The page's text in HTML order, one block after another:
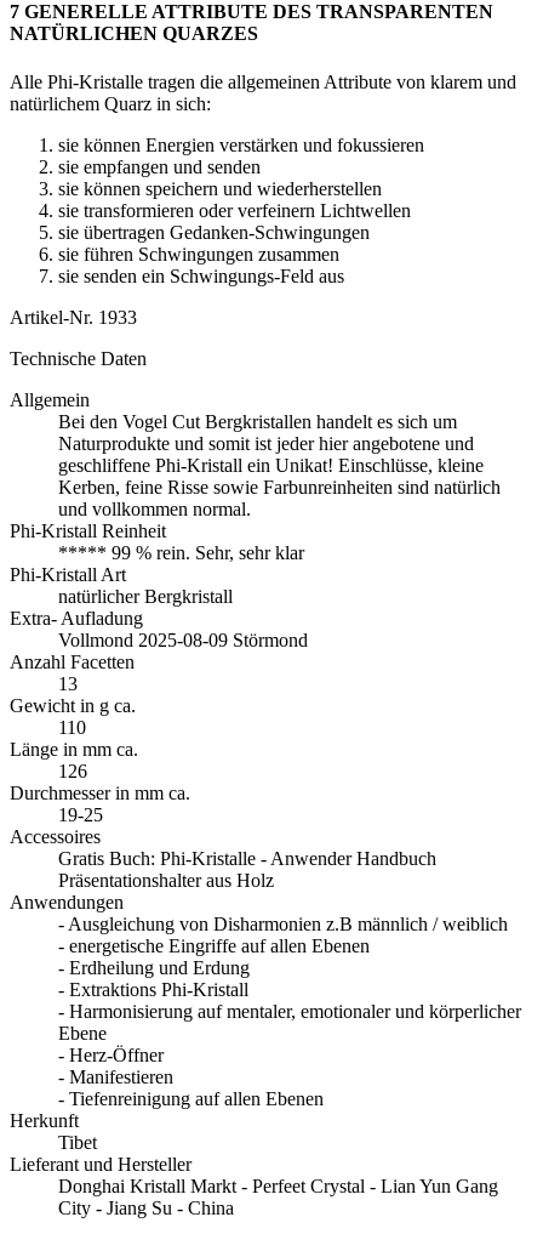
7 GENERELLE ATTRIBUTE DES TRANSPARENTEN
NATÜRLICHEN QUARZES
Alle Phi-Kristalle tragen die allgemeinen Attribute von klarem und
natürlichem Quarz in sich:
sie können Energien verstärken und fokussieren
sie empfangen und senden
sie können speichern und wiederherstellen
sie transformieren oder verfeinern Lichtwellen
sie übertragen Gedanken-Schwingungen
sie führen Schwingungen zusammen
sie senden ein Schwingungs-Feld aus
Artikel-Nr. 1933
Technische Daten
Allgemein
Bei den Vogel Cut Bergkristallen handelt es sich um
Naturprodukte und somit ist jeder hier angebotene und
geschliffene Phi-Kristall ein Unikat! Einschlüsse, kleine
Kerben, feine Risse sowie Farbunreinheiten sind natürlich
und vollkommen normal.
Phi-Kristall Reinheit
***** 99 % rein. Sehr, sehr klar
Phi-Kristall Art
natürlicher Bergkristall
Extra- Aufladung
Vollmond 2025-08-09 Störmond
Anzahl Facetten
13
Gewicht in g ca.
110
Länge in mm ca.
126
Durchmesser in mm ca.
19-25
Accessoires
Gratis Buch: Phi-Kristalle - Anwender Handbuch
Präsentationshalter aus Holz
Anwendungen
- Ausgleichung von Disharmonien z.B männlich / weiblich
- energetische Eingriffe auf allen Ebenen
- Erdheilung und Erdung
- Extraktions Phi-Kristall
- Harmonisierung auf mentaler, emotionaler und körperlicher
Ebene
- Herz-Öffner
- Manifestieren
- Tiefenreinigung auf allen Ebenen
Herkunft
Tibet
Lieferant und Hersteller
Donghai Kristall Markt - Perfeet Crystal - Lian Yun Gang
City - Jiang Su - China